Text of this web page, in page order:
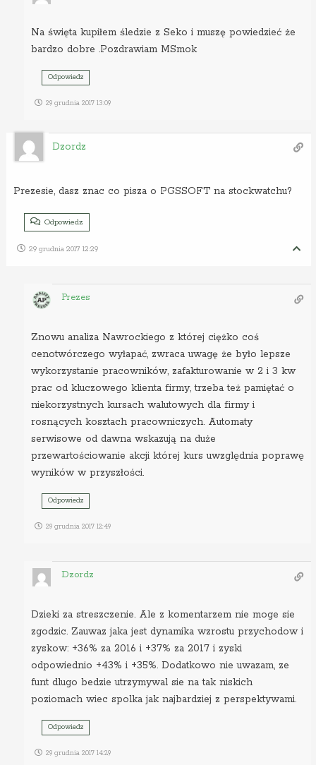
Na święta kupiłem śledzie z Seko i muszę powiedzieć że
bardzo dobre .Pozdrawiam MSmok
Odpowiedz
29 grudnia 2017 13:09
Dzordz
Prezesie, dasz znac co pisza o PGSSOFT na stockwatchu?
Odpowiedz
29 grudnia 2017 12:29
Prezes
Znowu analiza Nawrockiego z której ciężko coś
cenotwórczego wyłapać, zwraca uwagę że było lepsze
wykorzystanie pracowników, zafakturowanie w 2 i 3 kw
prac od kluczowego klienta firmy, trzeba też pamiętać o
niekorzystnych kursach walutowych dla firmy i
rosnących kosztach pracowniczych. Automaty
serwisowe od dawna wskazują na duże
przewartościowanie akcji której kurs uwzględnia poprawę
wyników w przyszłości.
Odpowiedz
29 grudnia 2017 12:49
Dzordz
Dzieki za streszczenie. Ale z komentarzem nie moge sie
zgodzic. Zauwaz jaka jest dynamika wzrostu przychodow i
zyskow: +36% za 2016 i +37% za 2017 i zyski
odpowiednio +43% i +35%. Dodatkowo nie uwazam, ze
funt dlugo bedzie utrzymywal sie na tak niskich
poziomach wiec spolka jak najbardziej z perspektywami.
Odpowiedz
29 grudnia 2017 14:29